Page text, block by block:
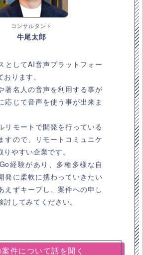
コンサルタント
牛尾太郎
としてAI音声プラットフォー
ります。
著名人の音声を利用する事が
応じて音声を使う事が出来ま
リモートで開発を行っている
すので、リモートコミュニケ
やすい企業です。
経験があり、多種多様な自
発に柔軟に携わっていきたい
えずキープし、案件への申し
してみてください。